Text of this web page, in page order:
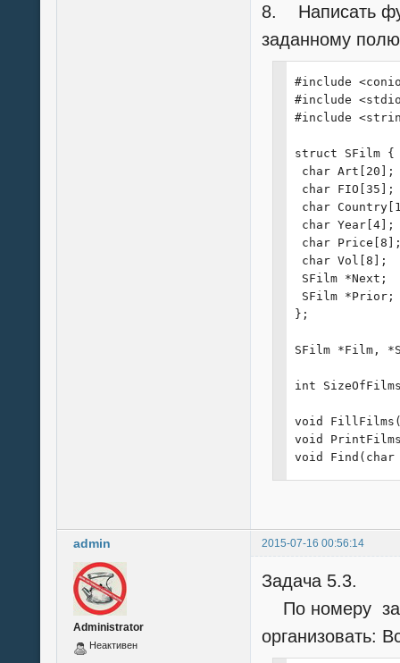
8. Написать
заданному
#include
#include
#include
struct SFilm {
char Art[20];
char FIO[35];
char
char Year[4];
char
char Vol[8];
SFilm *Next;
SFilm *Prior;
};
SFilm *Film,
int
void
void
void
{
Film = Start =
printf("Введи
Film = new
Start = Film;
admin 2015-07-16 00:56:14
Administrator
Неактивен
Задача 5.3.
По номеру
организовать: